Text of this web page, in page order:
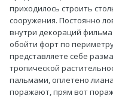
приходилось строить
сооружения. Постоянно
внутри декораций
обойти форт по
представляете себе
тропической
пальмами, оплетено
поражают, прям вот